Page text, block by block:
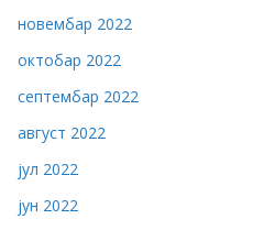
новембар 2022
октобар 2022
септембар 2022
август 2022
јул 2022
јун 2022